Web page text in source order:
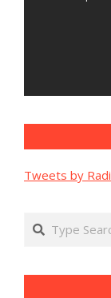
Tweets by
Search